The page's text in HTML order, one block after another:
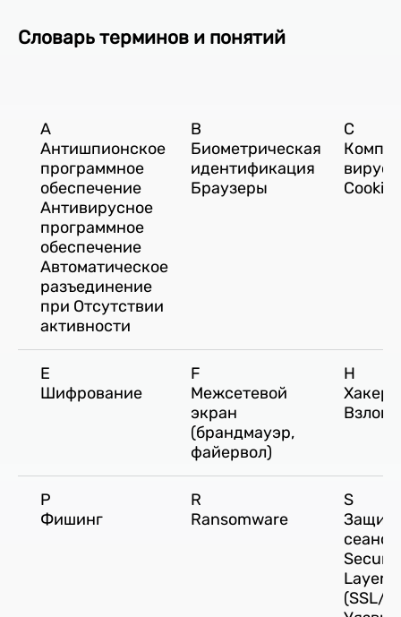
Словарь терминов и понятий
A
Антишпионское
программное
обеспечение
Антивирусное
программное
обеспечение
Автоматическое
разъединение
при Отсутствии
активности
B
Биометрическая
идентификация
Браузеры
C
вирус
Cookies
E
Шифрование
F
Межсетевой
экран
(брандмауэр,
файервол)
H
Хакер/
P
Фишинг
R
Ransomware
S
сеанс
Secure
Layer
(SSL/